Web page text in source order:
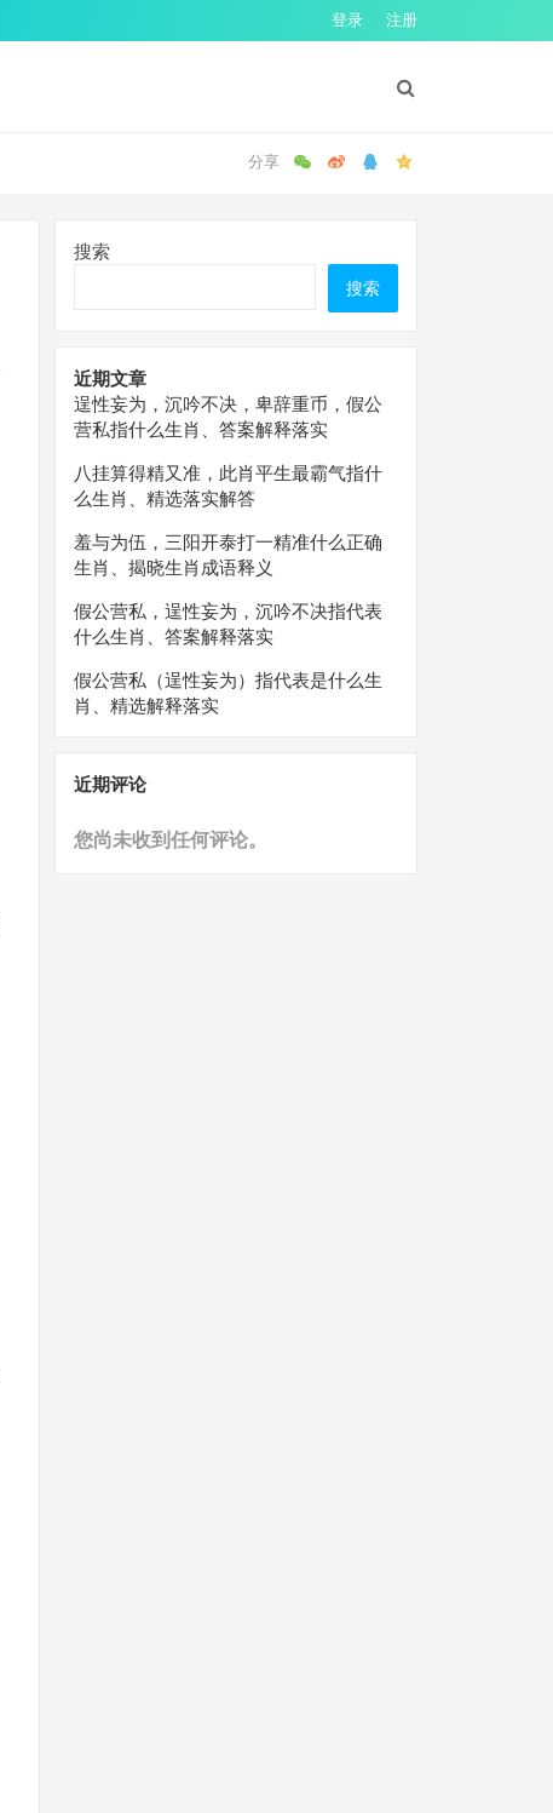
登录 注册
搜索
搜索
近期文章
逞性妄为，沉吟不决，卑辞重币，假公
营私指什么生肖、答案解释落实
八挂算得精又准，此肖平生最霸气指什
么生肖、精选落实解答
羞与为伍，三阳开泰打一精准什么正确
生肖、揭晓生肖成语释义
假公营私，逞性妄为，沉吟不决指代表
什么生肖、答案解释落实
假公营私（逞性妄为）指代表是什么生
肖、精选解释落实
近期评论
您尚未收到任何评论。